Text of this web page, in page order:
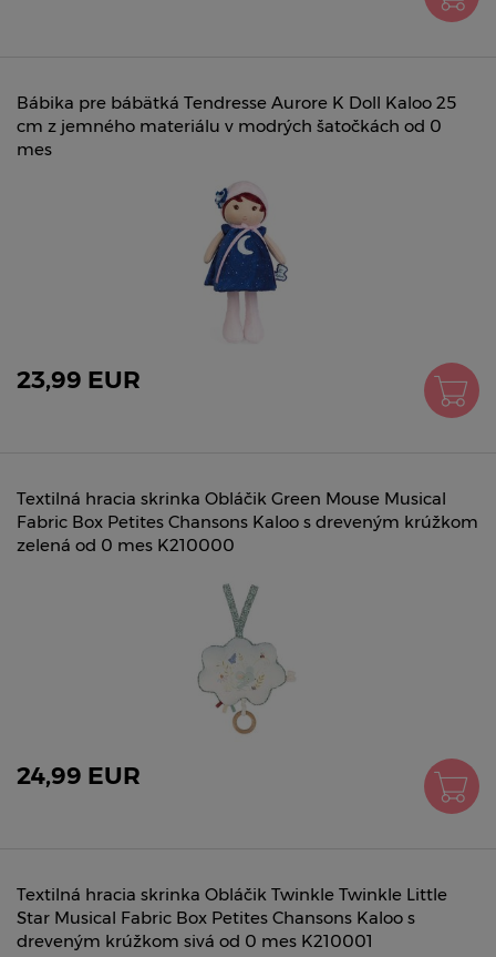
Bábika pre bábätká Tendresse Aurore K Doll Kaloo 25
cm z jemného materiálu v modrých šatočkách od 0
mes
23,99 EUR
Textilná hracia skrinka Obláčik Green Mouse Musical
Fabric Box Petites Chansons Kaloo s dreveným krúžkom
zelená od 0 mes K210000
24,99 EUR
Textilná hracia skrinka Obláčik Twinkle Twinkle Little
Star Musical Fabric Box Petites Chansons Kaloo s
dreveným krúžkom sivá od 0 mes K210001